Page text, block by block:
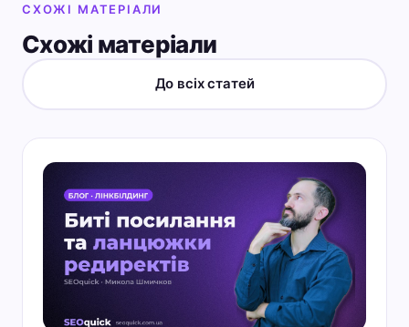
СХОЖІ МАТЕРІАЛИ
Схожі матеріали
До всіх статей